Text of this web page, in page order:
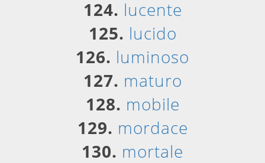
124. lucente
125. lucido
126. luminoso
127. maturo
128. mobile
129. mordace
130. mortale